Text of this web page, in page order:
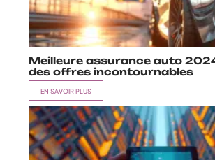
Meilleure assurance auto
des offres incontournables
EN SAVOIR PLUS